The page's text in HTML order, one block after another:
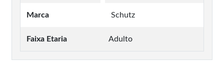
Marca Schutz
Faixa Etaria Adulto